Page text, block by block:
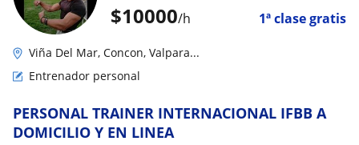
$10000/h 1ª clase gratis
Viña Del Mar, Concon, Valpara...
Entrenador personal
PERSONAL TRAINER INTERNACIONAL IFBB A
DOMICILIO Y EN LINEA